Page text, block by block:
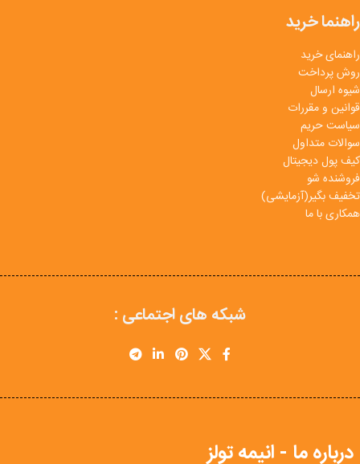
راهنما خرید
راهنمای خرید
روش پرداخت
شیوه ارسال
قوانین و مقررات
سیاست حریم
سوالات متداول
کیف پول دیجیتال
فروشنده شو
تخفیف بگیر(آزمایشی)
همکاری با ما
شبکه های اجتماعی :
درباره ما - انیمه تولز